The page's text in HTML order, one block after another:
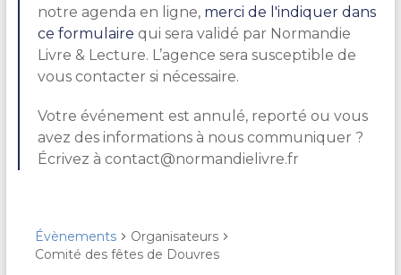
notre agenda en ligne, merci de l'indiquer dans
ce formulaire qui sera validé par Normandie
Livre & Lecture. L’agence sera susceptible de
vous contacter si nécessaire.
Votre événement est annulé, reporté ou vous
avez des informations à nous communiquer ?
Écrivez à contact@normandielivre.fr
Évènements
Organisateurs
Comité des fêtes de Douvres